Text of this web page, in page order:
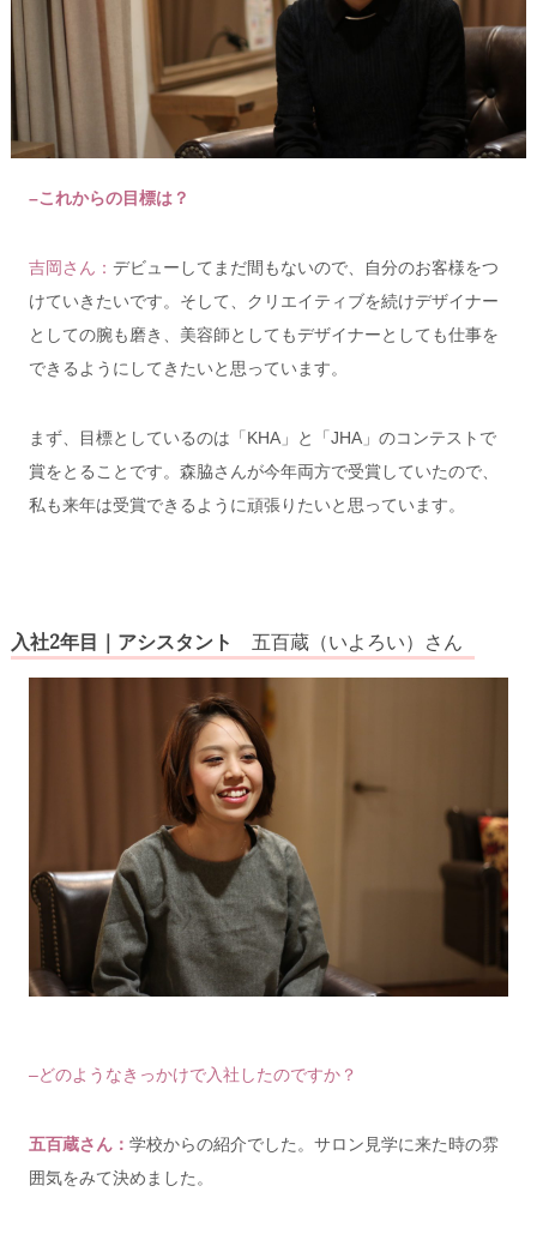
–これからの目標は？
吉岡さん： デビューしてまだ間もないので、自分のお客様をつ
けていきたいです。 そして、クリエイティブを続けデザイナー
としての腕も磨き、 美容師としてもデザイナーとしても仕事を
できるようにしてきたいと思っています。
まず、目標としているのは「KHA」と「JHA」のコンテストで
賞をとることです。 森脇さんが今年両方で受賞していたので、
私も来年は受賞できるように頑張りたいと思っています。
入社2年目｜アシスタント 五百蔵（いよろい）さん
–どのようなきっかけで入社したのですか？
五百蔵さん： 学校からの紹介でした。サロン見学に来た時の雰
囲気をみて決めました。